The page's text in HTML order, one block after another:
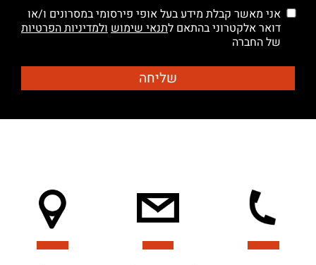
אני מאשר קבלת מידע בעל אופי פירסומי במסרונים ו/או
דואר אלקטרוני בהתאם לתנאי שימושולמדיניות הפרטיות
של החברה